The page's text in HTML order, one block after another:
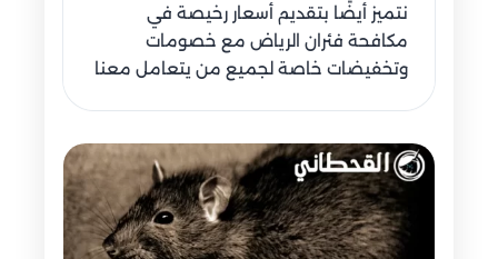
نتميز أيضًا بتقديم أسعار رخيصة في
مكافحة فئران الرياض مع خصومات
وتخفيضات خاصة لجميع من يتعامل معنا